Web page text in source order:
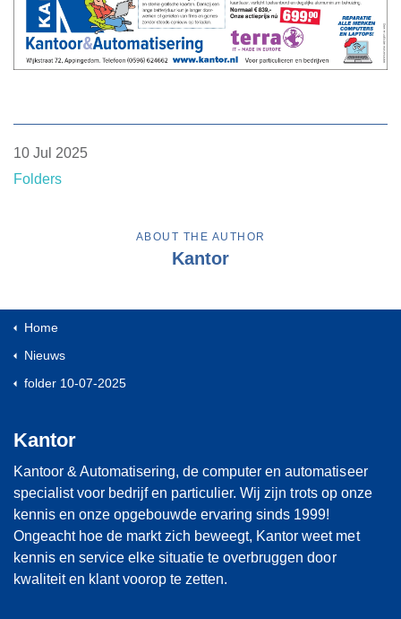
HELPDESK
10 Jul 2025
Folders
ABOUT THE AUTHOR
Kantor
Home
Nieuws
folder 10-07-2025
Kantor
Kantoor & Automatisering, de computer en automatiseer
specialist voor bedrijf en particulier. Wij zijn trots op onze
kennis en onze opgebouwde ervaring sinds 1999!
Ongeacht hoe de markt zich beweegt, Kantor weet met
kennis en service elke situatie te overbruggen door
kwaliteit en klant voorop te zetten.